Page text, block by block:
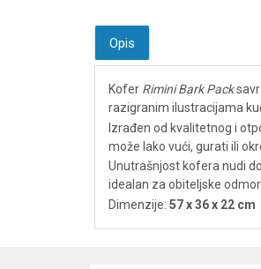
Opis
Kofer Rimini Bark Pack
razigranim ilustracijama
Izrađen od kvalitetnog i
može lako vući, gurati ili
Unutrašnjost kofera nudi
idealan za obiteljske
Dimenzije: 57 x 36 x 22 cm